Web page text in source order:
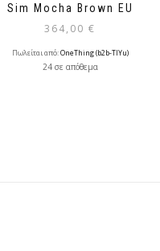
Sim Mocha Brown EU
364,00 €
Πωλείται από:OneThing (b2b-TlYu)
24 σε απόθεμα